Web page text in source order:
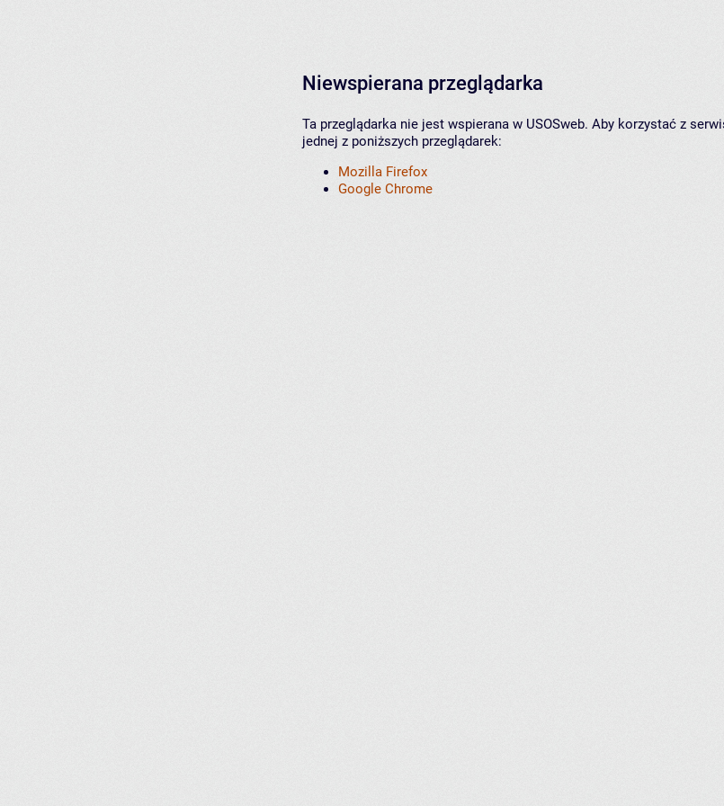
Niewspierana przeglądarka
Ta przeglądarka nie jest wspierana w USOSweb. Aby korzystać z
jednej z poniższych przeglądarek:
Mozilla Firefox
Google Chrome